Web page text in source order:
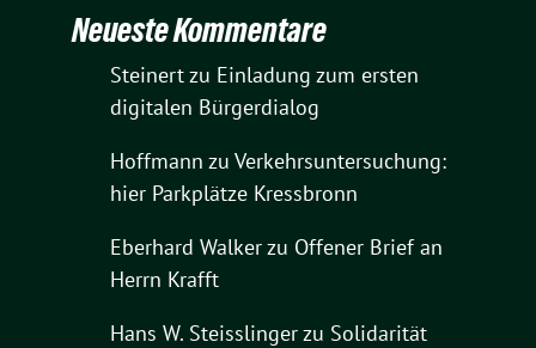
Neueste Kommentare
Steinertzu Einladung zum ersten
digitalen Bürgerdialog
Hoffmann zu Verkehrsuntersuchung:
hier Parkplätze Kressbronn
Eberhard Walkerzu Offener Brief an
Herrn Krafft
Hans W. Steisslingerzu Solidarität